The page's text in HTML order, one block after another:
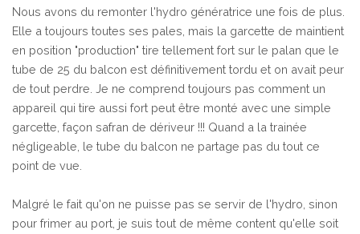
Nous avons du remonter l'hydro génératrice une fois de plus.
Elle a toujours toutes ses pales, mais la garcette de maintient
en position "production" tire tellement fort sur le palan que le
tube de 25 du balcon est définitivement tordu et on avait peur
de tout perdre. Je ne comprend toujours pas comment un
appareil qui tire aussi fort peut être monté avec une simple
garcette, façon safran de dériveur !!! Quand a la trainée
négligeable, le tube du balcon ne partage pas du tout ce
point de vue.
Malgré le fait qu'on ne puisse pas se servir de l'hydro, sinon
pour frimer au port, je suis tout de même content qu'elle soit